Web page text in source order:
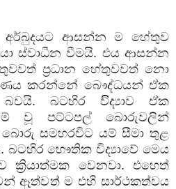
අර්බුදයට ආසන්න ම හේතුව
ස්වාධීන වීමයි. එය ආසන්න
ප්‍රධාන හේතුවවත් නො
කරන්නේ බෞද්ධයන් ඒක
බටහිර විිද්‍යාව ඒක
වූ පට්ටපල් බොරුවලින්
සමහරවිට යම් සීමා තුළ
බටහිර භෞතික විද්‍යාවේ මෙය
ක්‍රියාත්මක වෙනවා. එහෙත්
ඈත්වත් ම එහි සාර්ථකත්වය